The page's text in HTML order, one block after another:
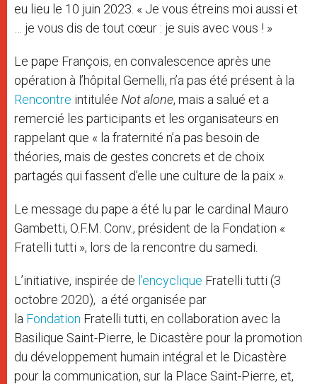
eu lieu le 10 juin 2023. « Je vous étreins moi aussi et
… je vous dis de tout cœur : je suis avec vous ! »
Le pape François, en convalescence après une
opération à l’hôpital Gemelli, n’a pas été présent à la
Rencontre intitulée Not alone, mais a salué et a
remercié les participants et les organisateurs en
rappelant que « la fraternité n’a pas besoin de
théories, mais de gestes concrets et de choix
partagés qui fassent d’elle une culture de la paix ».
Le message du pape a été lu par le cardinal Mauro
Gambetti, O.F.M. Conv., président de la Fondation «
Fratelli tutti », lors de la rencontre du samedi.
L’initiative, inspirée de l’encyclique Fratelli tutti (3
octobre 2020), a été organisée par
la Fondation Fratelli tutti, en collaboration avec la
Basilique Saint-Pierre, le Dicastère pour la promotion
du développement humain intégral et le Dicastère
pour la communication, sur la Place Saint-Pierre, et,